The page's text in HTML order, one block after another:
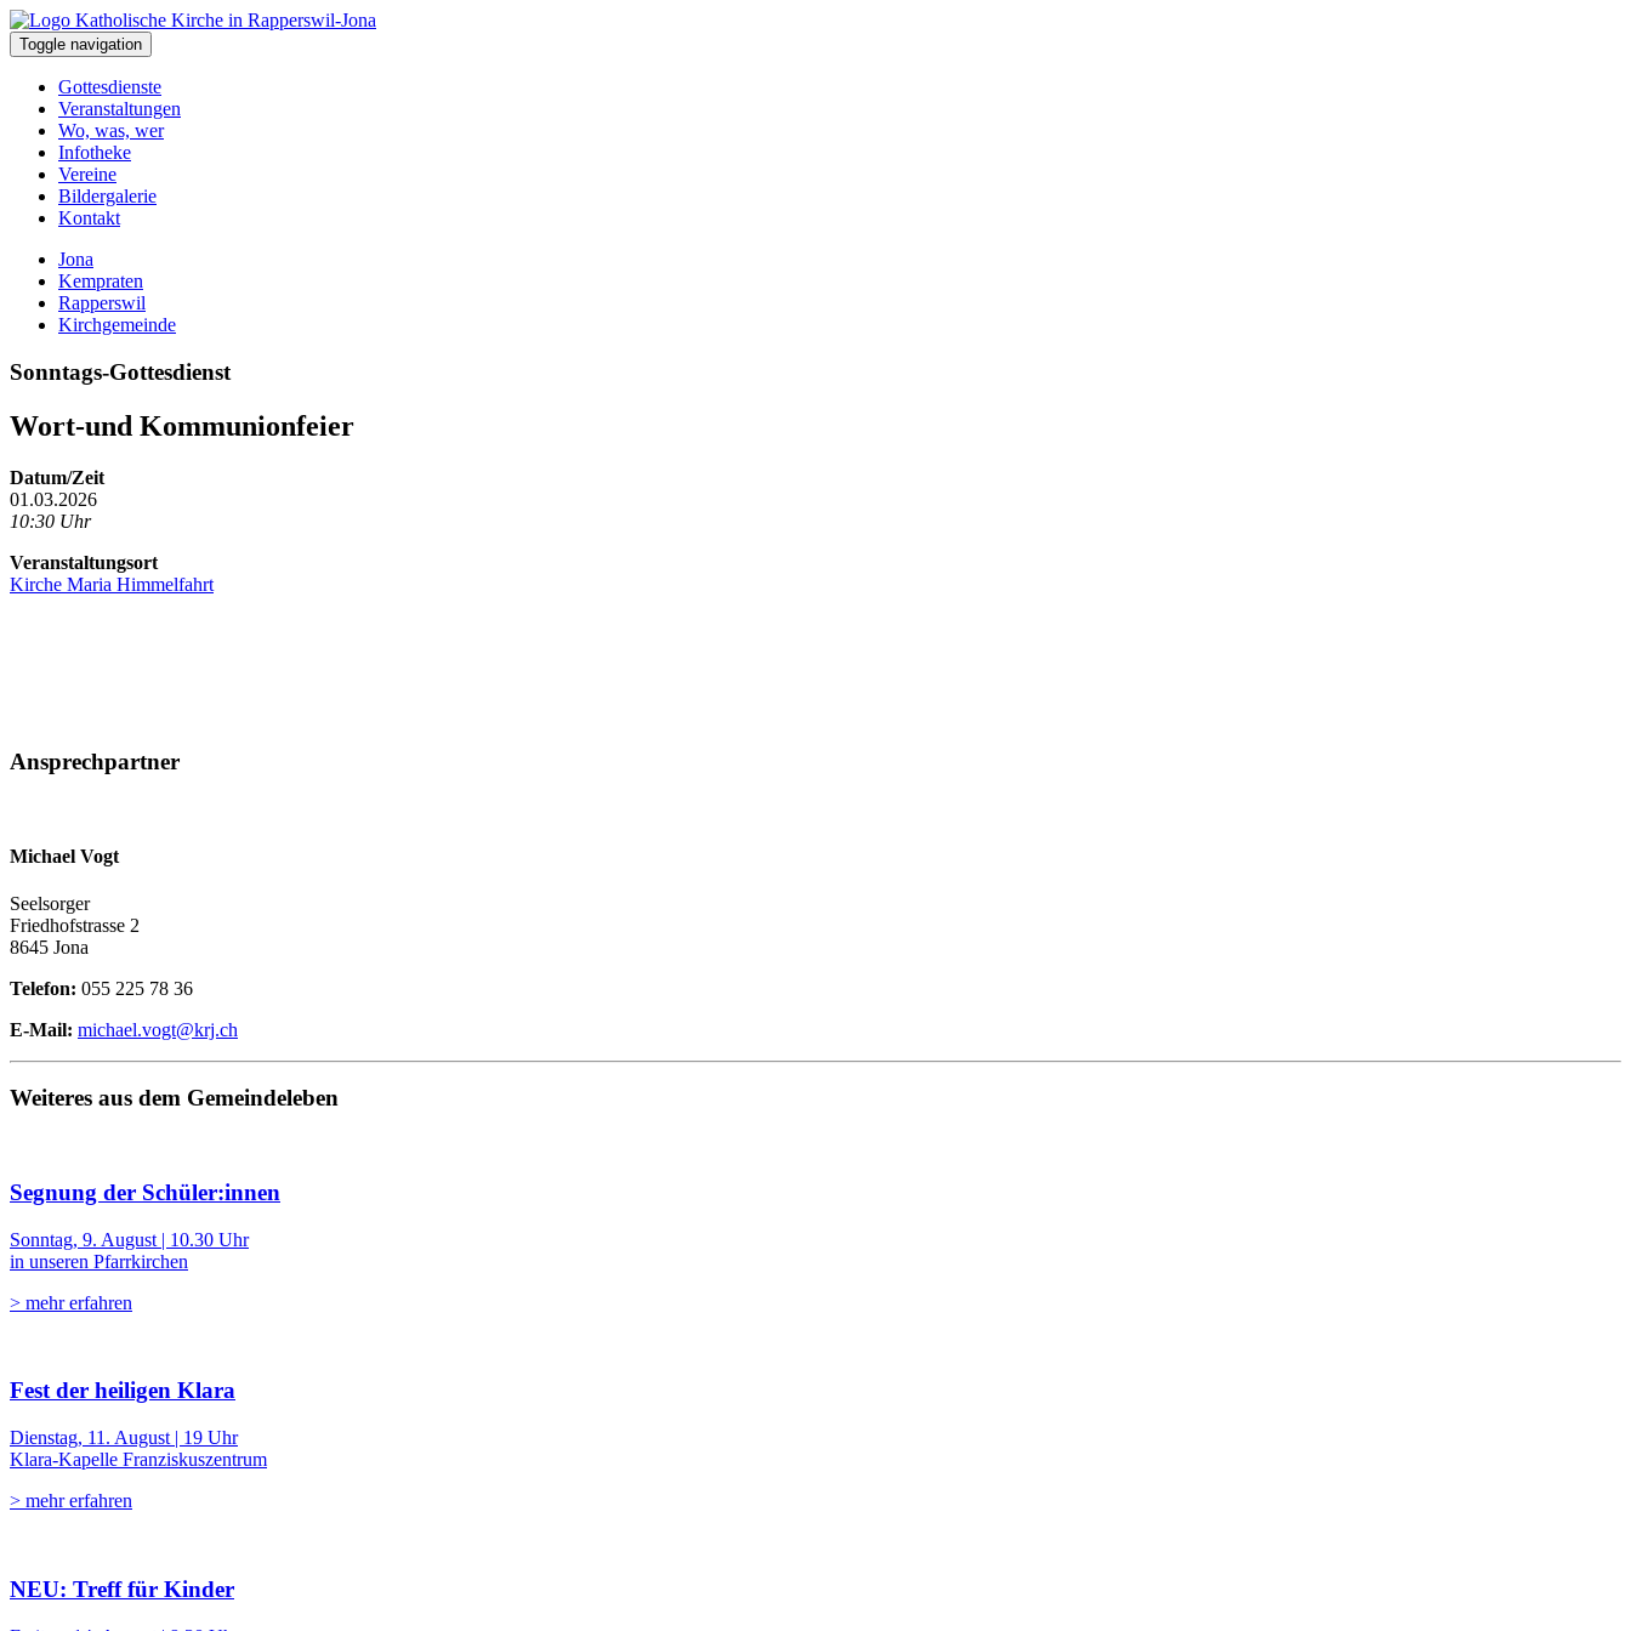
Toggle navigation
Gottesdienste
Veranstaltungen
Wo, was, wer
Infotheke
Vereine
Bildergalerie
Kontakt
Jona
Kempraten
Rapperswil
Kirchgemeinde
Sonntags-Gottesdienst
Wort-und Kommunionfeier
Datum/Zeit
01.03.2026
10:30 Uhr
Veranstaltungsort
Kirche Maria Himmelfahrt
Ansprechpartner
Michael Vogt
Seelsorger
Friedhofstrasse 2
8645 Jona
Telefon: 055 225 78 36
E-Mail: michael.vogt@krj.ch
Weiteres aus dem Gemeindeleben
Segnung der Schüler:innen
Sonntag, 9. August | 10.30 Uhr
in unseren Pfarrkirchen
> mehr erfahren
Fest der heiligen Klara
Dienstag, 11. August | 19 Uhr
Klara-Kapelle Franziskuszentrum
> mehr erfahren
NEU: Treff für Kinder